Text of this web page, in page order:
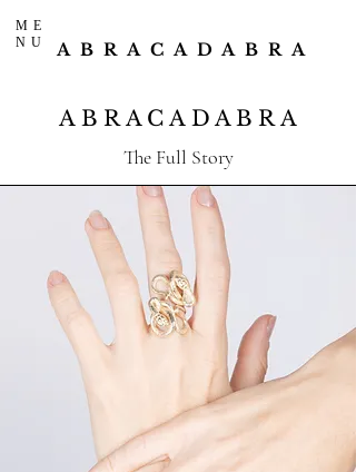
ME
NU
ABRACADABRA
ABRACADABRA
The Full Story